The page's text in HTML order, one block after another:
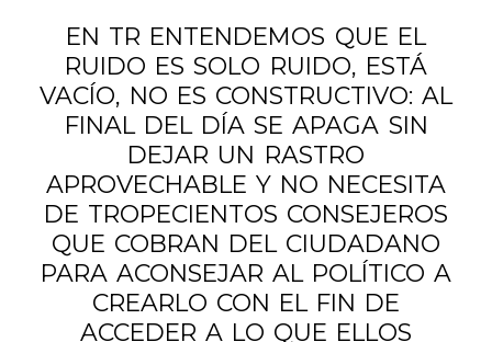
EN TR ENTENDEMOS QUE EL
RUIDO ES SOLO RUIDO, ESTÁ
VACÍO, NO ES CONSTRUCTIVO: AL
FINAL DEL DÍA SE APAGA SIN
DEJAR UN RASTRO
APROVECHABLE Y NO NECESITA
DE TROPECIENTOS CONSEJEROS
QUE COBRAN DEL CIUDADANO
PARA ACONSEJAR AL POLÍTICO A
CREARLO CON EL FIN DE
ACCEDER A LO QUE ELLOS